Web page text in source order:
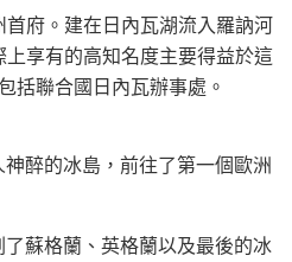
府。建在日內瓦湖流入羅訥河
享有的高知名度主要得益於這
括聯合國日內瓦辦事處。
醉的冰島，前往了第一個歐洲
蘇格蘭、英格蘭以及最後的冰